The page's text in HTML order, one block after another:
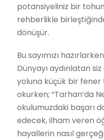
potansiyeliniz bir
rehberlikle
dönüşür.
Bu sayımızı
Dünyayı aydınlatan
yoluna küçük bir fener
okurken; “⁠Tarhan’da
okulumuzdaki başarı
edecek, ilham veren
hayallerin nasıl